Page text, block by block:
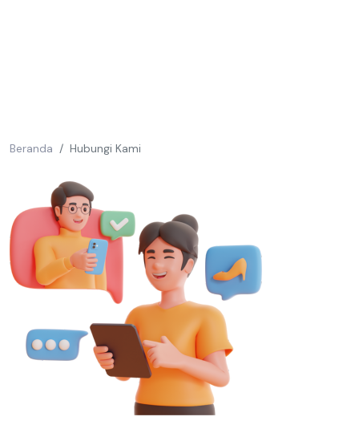
Beranda Hubungi Kami